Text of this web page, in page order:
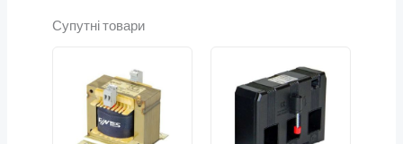
Супутні товари